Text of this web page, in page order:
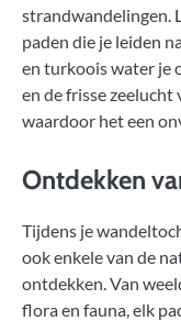
strandwandelingen.
paden die je leiden
en turkoois water je
en de frisse zeelucht
waardoor het een
Ontdekken
Tijdens je
ook enkele van de
ontdekken. Van
flora en fauna, elk